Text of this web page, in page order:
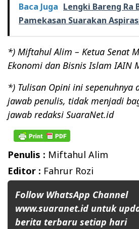
Baca Juga Lengki Bareng Ra
Pamekasan Suarakan
*) Miftahul Alim – Ketua Senat
Ekonomi dan Bisnis Islam IAIN
*) Tulisan Opini ini sepenuhnya
jawab penulis, tidak menjadi
jawab redaksi SuaraNet.id
Penulis : Miftahul Alim
Editor : Fahrur Rozi
Follow WhatsApp Channel
www.suaranet.id untuk
berita terbaru setiap hari